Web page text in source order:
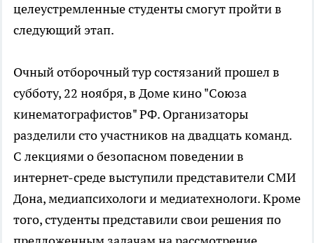
целеустремленные студенты смогут пройти в
следующий этап.
Очный отборочный тур состязаний прошел в
субботу, 22 ноября, в Доме кино "Союза
кинематографистов" РФ. Организаторы
разделили сто участников на двадцать команд.
С лекциями о безопасном поведении в
интернет-среде выступили представители СМИ
Дона, медиапсихологи и медиатехнологи. Кроме
того, студенты представили свои решения по